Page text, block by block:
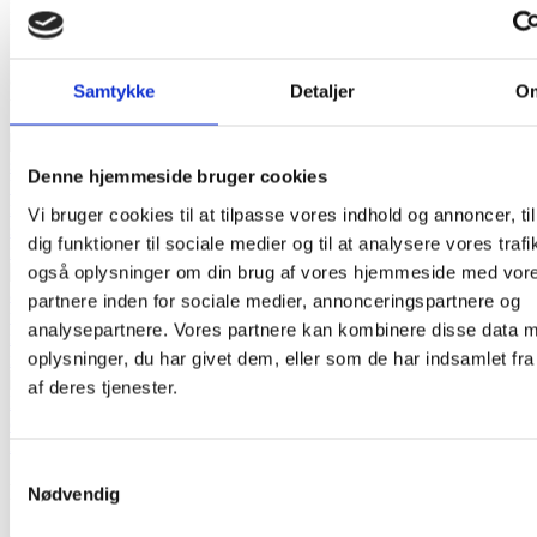
Samtykke Detaljer
Denne hjemmeside bruger cookies
Vi bruger cookies til at tilpasse vores indhold og annoncer,
dig funktioner til sociale medier og til at analysere vores
også oplysninger om din brug af vores hjemmeside med
partnere inden for sociale medier, annonceringspartnere og
analysepartnere. Vores partnere kan kombinere disse data
oplysninger, du har givet dem, eller som de har indsamlet
af deres tjenester.
Nødvendig
levetid på
og fugt, og
træet skal rengøres
med en blød klud opvredet i rent
Funktion